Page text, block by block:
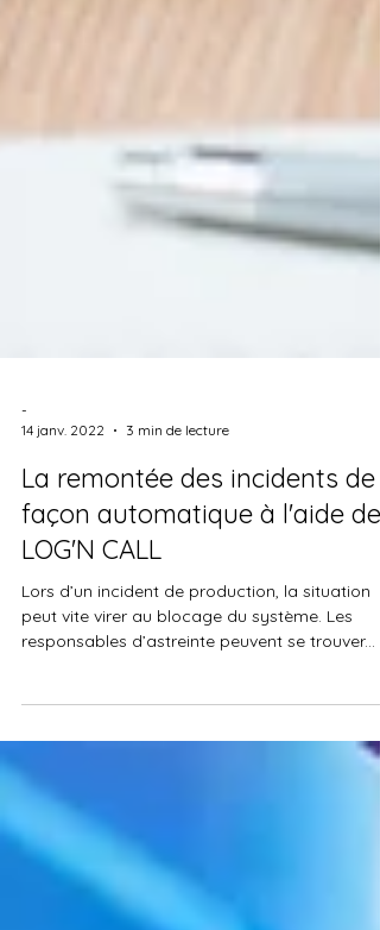
-
14 janv. 2022
3 min de lecture
façon automatique à l'aide de
LOG'N CALL
peut vite virer au blocage du système. Les
responsables d’astreinte peuvent se trouver...